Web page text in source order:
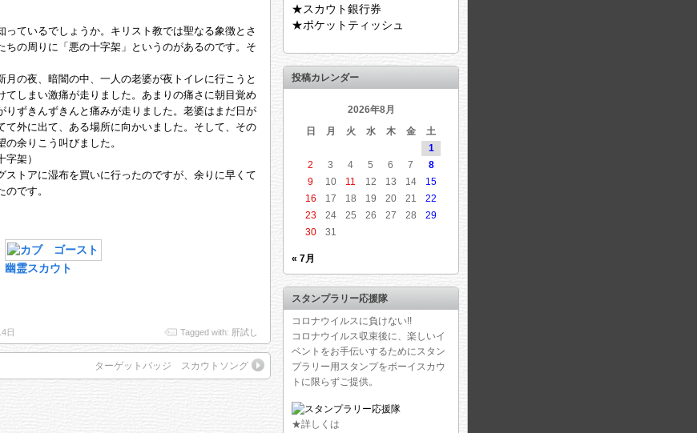
っているでしょうか。キリスト教では聖なる象徴とさ
ちの周りに「悪の十字架」というのがあるのです。そ
月の夜、暗闇の中、一人の老婆が夜トイレに行こうと
てしまい激痛が走りました。あまりの痛さに朝目覚め
りずきんずきんと痛みが走りました。老婆はまだ日が
て外に出て、ある場所に向かいました。そして、その
余りこう叫びました。
字架）
ストアに湿布を買いに行ったのですが、余りに早くて
です。
幽霊スカウト
日 Tagged with: 肝試し
ターゲットバッジ スカウトソング
★スカウト銀行券
★ポケットティッシュ
投稿カレンダー
2026年8月
日
月 火 水 木 金
土
1
2
3 4 5 6 7
8
9
10 11 12 13 14
15
16
17 18 19 20 21
22
23
24 25 26 27 28
29
30
31
« 7月
スタンプラリー応援隊
コロナウイルスに負けない!!
コロナウイルス収束後に、楽しいイ
ベントをお手伝いするためにスタン
プラリー用スタンプをボーイスカウ
トに限らずご提供。
★詳しくは